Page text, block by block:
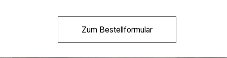
Zum Bestellformular